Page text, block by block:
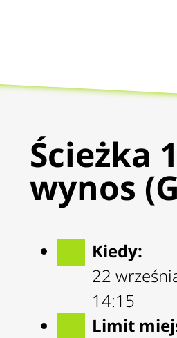
Ścieżka
wynos
Kiedy:
22
14:15
Limit